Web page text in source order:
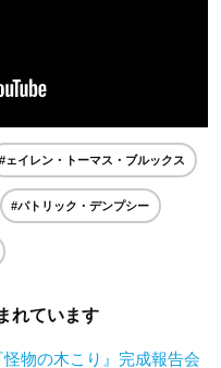
#ェイレン・トーマス・ブルックス
#パトリック・デンプシー
れています
物の木こり』完成報告会